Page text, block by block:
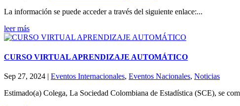
La información se puede acceder a través del siguiente enlace:...
leer más
CURSO VIRTUAL APRENDIZAJE AUTOMÁTICO
Sep 27, 2024 | Eventos Internacionales, Eventos Nacionales, Noticias
Estimado(a) Colega, La Sociedad Colombiana de Estadística (SCE), se